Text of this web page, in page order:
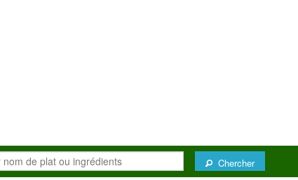
Chercher